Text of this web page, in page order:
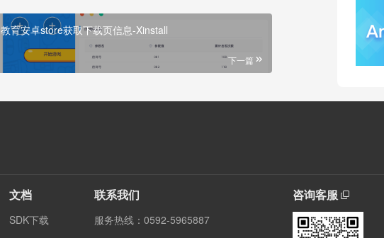
教育安卓store获取下载页信息-Xinstall
下一篇
文档
SDK下载
联系我们
服务热线：0592-5965887
咨询客服